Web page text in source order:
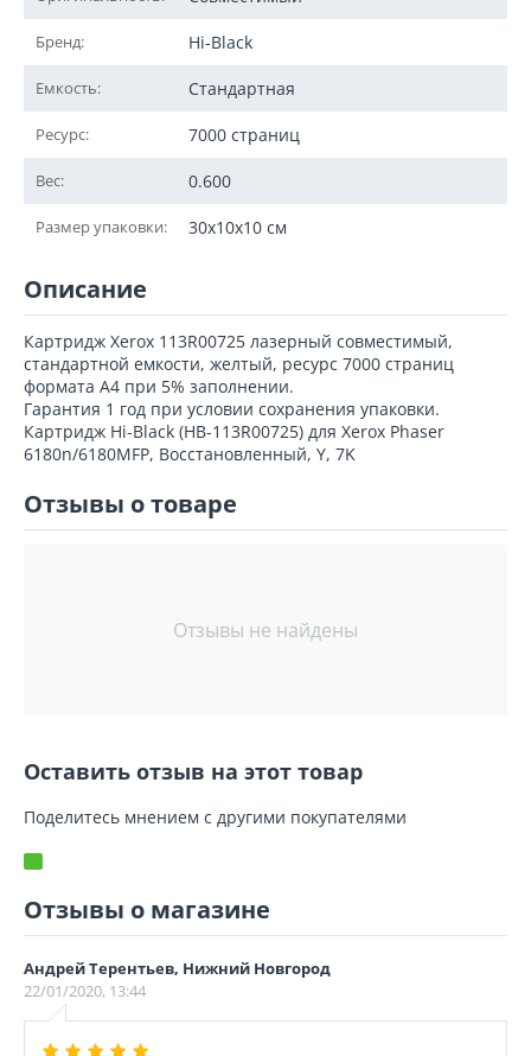
Бренд: Hi-Black
Емкость: Стандартная
Ресурс: 7000 страниц
Вес: 0.600
Размер упаковки: 30x10x10 см
Описание
Картридж Xerox 113R00725 лазерный совместимый,
стандартной емкости, желтый, ресурс 7000 страниц
формата А4 при 5% заполнении.
Гарантия 1 год при условии сохранения упаковки.
Картридж Hi-Black (HB-113R00725) для Xerox Phaser
6180n/6180MFP, Восстановленный, Y, 7K
Отзывы о товаре
Отзывы не найдены
Оставить отзыв на этот товар
Поделитесь мнением с другими покупателями
Отзывы о магазине
Андрей Терентьев, Нижний Новгород
22/01/2020, 13:44